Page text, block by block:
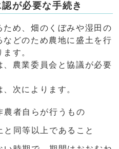
が必要な手続き
め、畑のくぼみや湿田の
どのため農地に盛土を行
す。
農業委員会と協議が必要
次によります。
農者自らが行うもの
同等以上であること